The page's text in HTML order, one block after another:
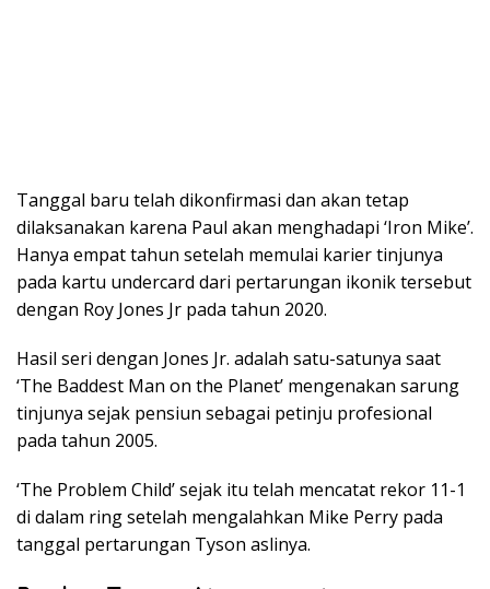
Tanggal baru telah dikonfirmasi dan akan tetap
dilaksanakan karena Paul akan menghadapi ‘Iron Mike’.
Hanya empat tahun setelah memulai karier tinjunya
pada kartu undercard dari pertarungan ikonik tersebut
dengan Roy Jones Jr pada tahun 2020.
Hasil seri dengan Jones Jr. adalah satu-satunya saat
‘The Baddest Man on the Planet’ mengenakan sarung
tinjunya sejak pensiun sebagai petinju profesional
pada tahun 2005.
‘The Problem Child’ sejak itu telah mencatat rekor 11-1
di dalam ring setelah mengalahkan Mike Perry pada
tanggal pertarungan Tyson aslinya.